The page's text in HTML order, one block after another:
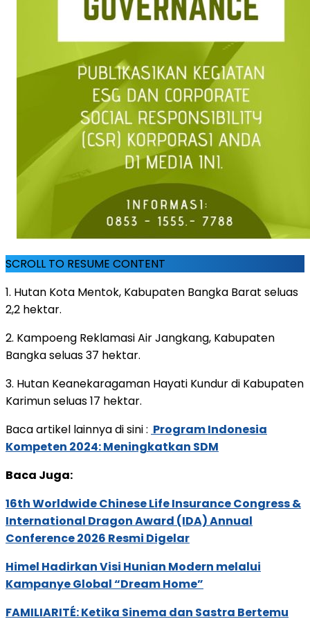
SCROLL TO RESUME CONTENT
1. Hutan Kota Mentok, Kabupaten Bangka Barat seluas
2,2 hektar.
2. Kampoeng Reklamasi Air Jangkang, Kabupaten
Bangka seluas 37 hektar.
3. Hutan Keanekaragaman Hayati Kundur di Kabupaten
Karimun seluas 17 hektar.
Baca artikel lainnya di sini : Program Indonesia
Kompeten 2024: Meningkatkan SDM
Baca Juga:
16th Worldwide Chinese Life Insurance Congress &
International Dragon Award (IDA) Annual
Conference 2026 Resmi Digelar
Himel Hadirkan Visi Hunian Modern melalui
Kampanye Global “Dream Home”
FAMILIARITÉ: Ketika Sinema dan Sastra Bertemu